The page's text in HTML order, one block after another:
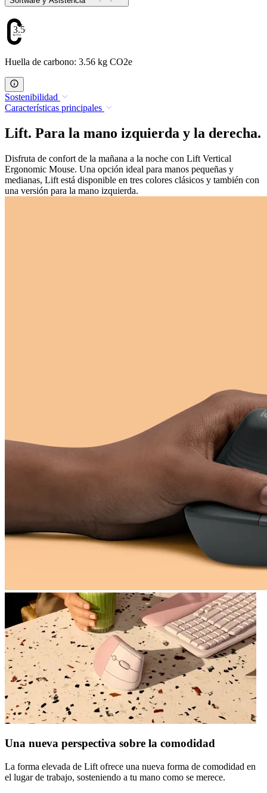
3.56
Huella de carbono: 3.56 kg CO2e
Sostenibilidad
Características principales
Lift. Para la mano izquierda y la derecha.
Disfruta de confort de la mañana a la noche con Lift Vertical
Ergonomic Mouse. Una opción ideal para manos pequeñas y
medianas, Lift está disponible en tres colores clásicos y también con
una versión para la mano izquierda.
Una nueva perspectiva sobre la comodidad
La forma elevada de Lift ofrece una nueva forma de comodidad en
el lugar de trabajo, sosteniendo a tu mano como se merece.